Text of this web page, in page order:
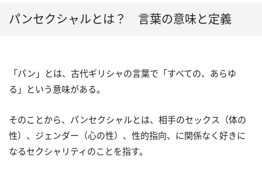
パンセクシャルとは？ 言葉の意味と定義
「パン」とは、古代ギリシャの言葉で「すべての、あらゆ
る」という意味がある。
そのことから、パンセクシャルとは、相手のセックス（体の
性）、ジェンダー（心の性）、性的指向、に関係なく好きに
なるセクシャリティのことを指す。